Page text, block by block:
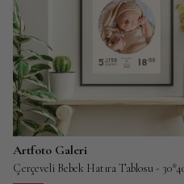
olduğu için fotoğrafın silinme
en klas hediyelerden biri.
Ürünü İncele:
Artfoto Galeri